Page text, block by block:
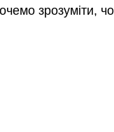
зрозуміти,